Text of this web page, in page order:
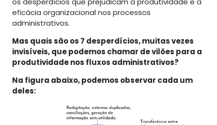
eficácia organizacional nos processos
administrativos.
Mas quais são os 7 desperdícios, muitas vezes
invisíveis, que podemos chamar de vilões para a
produtividade nos fluxos administrativos?
Na figura abaixo, podemos observar cada um
deles: